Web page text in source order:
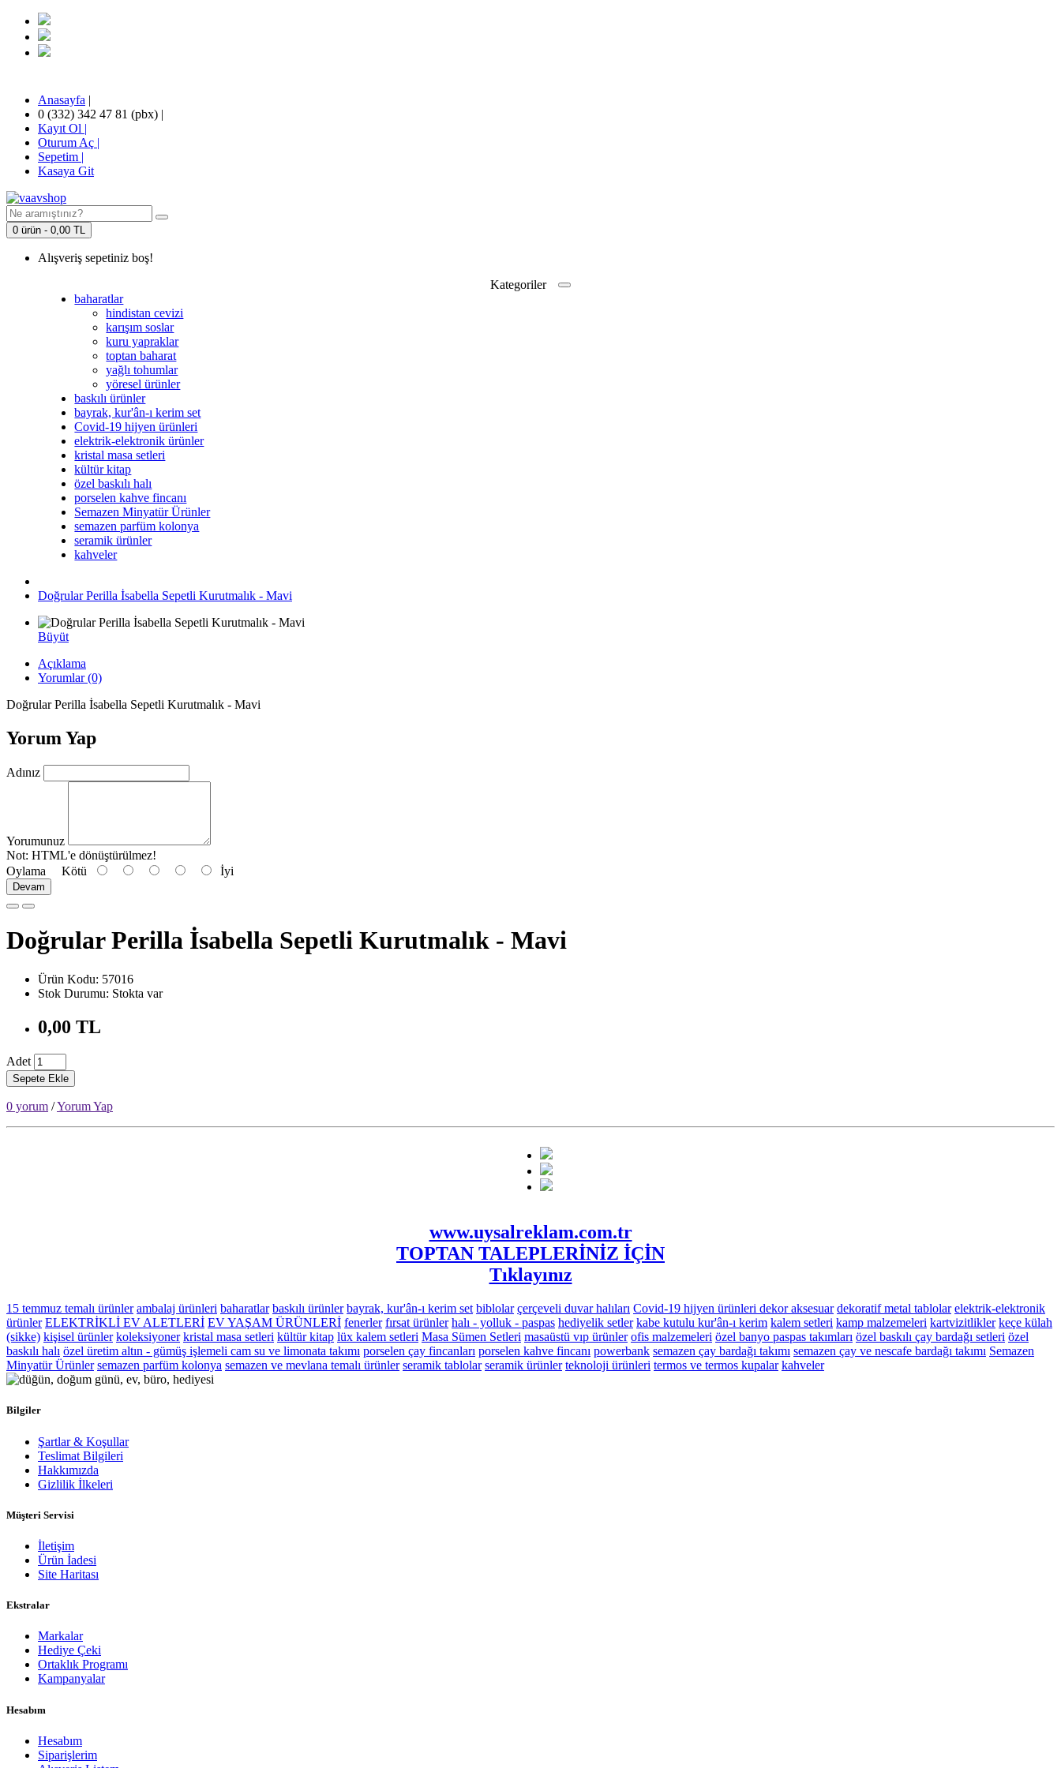
Anasayfa |
0 (332) 342 47 81 (pbx) |
Kayıt Ol |
Oturum Aç |
Sepetim |
Kasaya Git
0 ürün - 0,00 TL
Alışveriş sepetiniz boş!
Kategoriler
baharatlar
hindistan cevizi
karışım soslar
kuru yapraklar
toptan baharat
yağlı tohumlar
yöresel ürünler
baskılı ürünler
bayrak, kur'ân-ı kerim set
Covid-19 hijyen ürünleri
elektrik-elektronik ürünler
kristal masa setleri
kültür kitap
özel baskılı halı
porselen kahve fincanı
Semazen Minyatür Ürünler
semazen parfüm kolonya
seramik ürünler
kahveler
Doğrular Perilla İsabella Sepetli Kurutmalık - Mavi
Büyüt
Açıklama
Yorumlar (0)
Doğrular Perilla İsabella Sepetli Kurutmalık - Mavi
Yorum Yap
Adınız
Yorumunuz
Not: HTML'e dönüştürülmez!
Oylama Kötü İyi
Devam
Doğrular Perilla İsabella Sepetli Kurutmalık - Mavi
Ürün Kodu: 57016
Stok Durumu: Stokta var
0,00 TL
Adet
Sepete Ekle
0 yorum /Yorum Yap
www.uysalreklam.com.tr
TOPTAN TALEPLERİNİZ İÇİN
Tıklayınız
15 temmuz temalı ürünler ambalaj ürünleri baharatlar baskılı ürünler bayrak, kur'ân-ı kerim set biblolar çerçeveli duvar halıları Covid-19 hijyen ürünleri dekor aksesuar dekoratif metal tablolar elektrik-elektronik
ürünler ELEKTRİKLİ EV ALETLERİ EV YAŞAM ÜRÜNLERİ fenerler fırsat ürünler halı - yolluk - paspas hediyelik setler kabe kutulu kur'ân-ı kerim kalem setleri kamp malzemeleri kartvizitlikler keçe külah
(sikke) kişisel ürünler koleksiyoner kristal masa setleri kültür kitap lüx kalem setleri Masa Sümen Setleri masaüstü vıp ürünler ofis malzemeleri özel banyo paspas takımları özel baskılı çay bardağı setleri özel
baskılı halı özel üretim altın - gümüş işlemeli cam su ve limonata takımı porselen çay fincanları porselen kahve fincanı powerbank semazen çay bardağı takımı semazen çay ve nescafe bardağı takımı Semazen
Minyatür Ürünler semazen parfüm kolonya semazen ve mevlana temalı ürünler seramik tablolar seramik ürünler teknoloji ürünleri termos ve termos kupalar kahveler
Bilgiler
Şartlar & Koşullar
Teslimat Bilgileri
Hakkımızda
Gizlilik İlkeleri
Müşteri Servisi
İletişim
Ürün İadesi
Site Haritası
Ekstralar
Markalar
Hediye Çeki
Ortaklık Programı
Kampanyalar
Hesabım
Hesabım
Siparişlerim